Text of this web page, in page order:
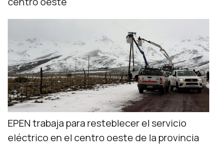
EPEN trabaja para resteblecer el servicio
eléctrico en el centro oeste de la provincia